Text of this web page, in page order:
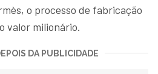
o processo de fabricação
valor milionário.
DA PUBLICIDADE